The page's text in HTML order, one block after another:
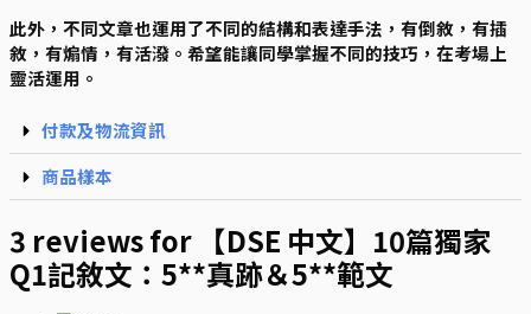
此外，不同文章也運用了不同的結構和表達手法，有倒敘，有插
敘，有煽情，有活潑。希望能讓同學掌握不同的技巧，在考場上
靈活運用。
付款及物流資訊
商品樣本
3 reviews for 【DSE 中文】10篇獨家
Q1記敘文：5**真跡＆5**範文